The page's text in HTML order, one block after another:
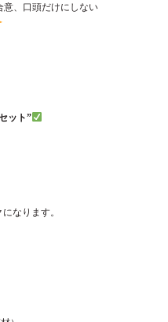
意、口頭だけにしない
ット”
なります。